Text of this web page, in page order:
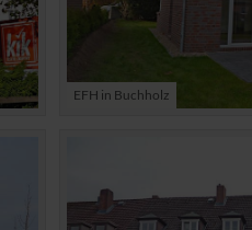
EFH in Buchholz